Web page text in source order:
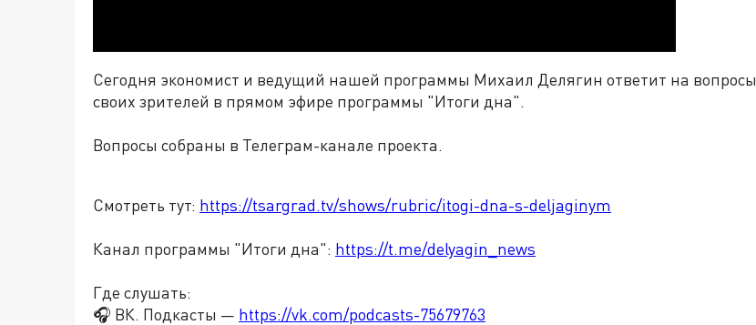
Сегодня экономист и ведущий нашей программы Михаил Делягин ответит на вопросы
своих зрителей в прямом эфире программы "Итоги дна".
Вопросы собраны в Телеграм-канале проекта.
Смотреть тут: https://tsargrad.tv/shows/rubric/itogi-dna-s-deljaginym
Канал программы "Итоги дна": https://t.me/delyagin_news
Где слушать:
🎧 ВК. Подкасты — https://vk.com/podcasts-75679763